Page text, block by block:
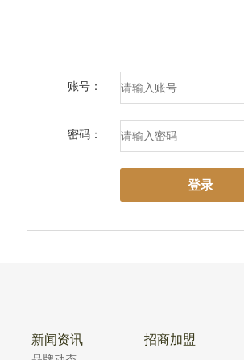
账号：
密码：
登录
新闻资讯 招商加盟